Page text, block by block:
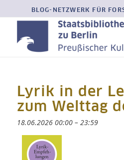
BLOG-NETZWERK FÜR
Lyrik in der
zum Welttag
18.06.2026 00:00– 23:59